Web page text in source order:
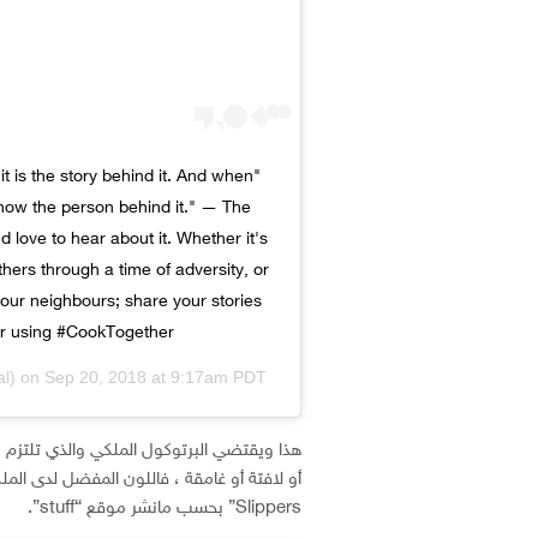
is the story behind it. And when
the person behind it." — The
love to hear about it. Whether it's
through a time of adversity, or
neighbours; share your stories
#CookTogether.
on Sep 20, 2018 at 9:17am PDT
Slippers” بحسب مانشر موقع “stuff”.